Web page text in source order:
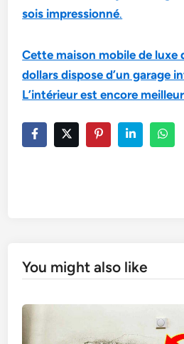
sois impressionné.
Cette maison mobile de luxe
dollars dispose d’un garage
L’intérieur est encore
You might also like